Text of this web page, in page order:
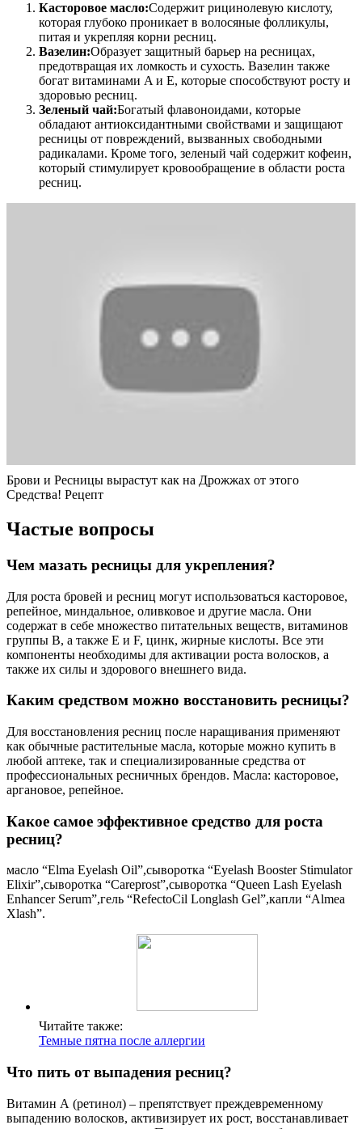
Касторовое масло:Содержит рицинолевую кислоту,
которая глубоко проникает в волосяные фолликулы,
питая и укрепляя корни ресниц.
Вазелин:Образует защитный барьер на ресницах,
предотвращая их ломкость и сухость. Вазелин также
богат витаминами A и E, которые способствуют росту и
здоровью ресниц.
Зеленый чай:Богатый флавоноидами, которые
обладают антиоксидантными свойствами и защищают
ресницы от повреждений, вызванных свободными
радикалами. Кроме того, зеленый чай содержит кофеин,
который стимулирует кровообращение в области роста
ресниц.
Брови и Ресницы вырастут как на Дрожжах от этого
Средства! Рецепт
Частые вопросы
Чем мазать ресницы для укрепления?
Для роста бровей и ресниц могут использоваться касторовое,
репейное, миндальное, оливковое и другие масла. Они
содержат в себе множество питательных веществ, витаминов
группы B, а также E и F, цинк, жирные кислоты. Все эти
компоненты необходимы для активации роста волосков, а
также их силы и здорового внешнего вида.
Каким средством можно восстановить ресницы?
Для восстановления ресниц после наращивания применяют
как обычные растительные масла, которые можно купить в
любой аптеке, так и специализированные средства от
профессиональных ресничных брендов. Масла: касторовое,
аргановое, репейное.
Какое самое эффективное средство для роста
ресниц?
масло “Elma Eyelash Oil”,сыворотка “Eyelash Booster Stimulator
Elixir”,сыворотка “Careprost”,сыворотка “Queen Lash Eyelash
Enhancer Serum”,гель “RefectoCil Longlash Gel”,капли “Almea
Xlash”.
Читайте также:
Темные пятна после аллергии
Что пить от выпадения ресниц?
Витамин А (ретинол) – препятствует преждевременному
выпадению волосков, активизирует их рост, восстанавливает